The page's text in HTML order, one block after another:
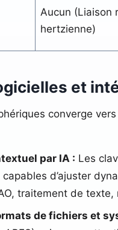
Aucun (Liaison
hertzienne)
et
converge
par IA : Les
d’ajuster
traitement de texte,
de fichiers et